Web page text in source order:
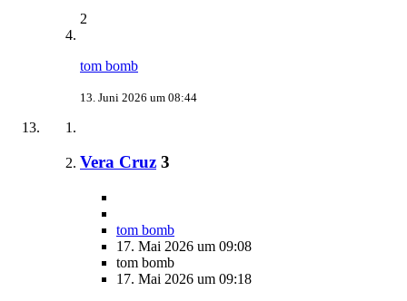
2
tom bomb
13. Juni 2026 um 08:44
Vera Cruz 3
tom bomb
17. Mai 2026 um 09:08
tom bomb
17. Mai 2026 um 09:18